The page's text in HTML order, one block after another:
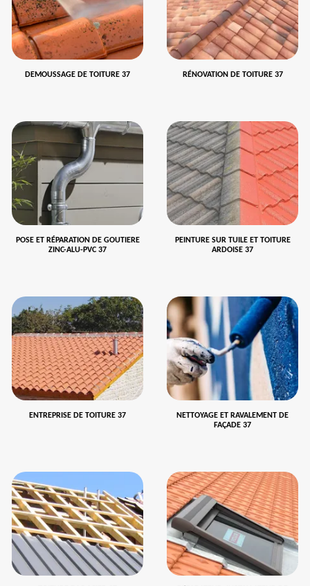
DEMOUSSAGE DE TOITURE 37 RÉNOVATION DE TOITURE 37
POSE ET RÉPARATION DE GOUTIERE
ZINC-ALU-PVC 37
PEINTURE SUR TUILE ET TOITURE
ARDOISE 37
ENTREPRISE DE TOITURE 37
NETTOYAGE ET RAVALEMENT DE
FAÇADE 37